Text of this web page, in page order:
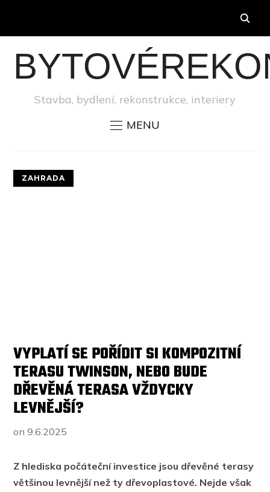
Stavba, bydlení, rekonstrukce, interiery
MENU
ZAHRADA
VYPLATÍ SE POŘÍDIT SI KOMPOZITNÍ
TERASU TWINSON, NEBO BUDE
DŘEVĚNÁ TERASA VŽDYCKY
LEVNĚJŠÍ?
on9.6.2025
Z hlediska počáteční investice jsou dřevěné terasy
většinou levnější než ty dřevoplastové. Nejde však